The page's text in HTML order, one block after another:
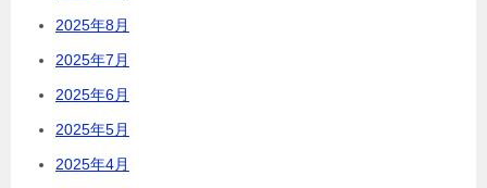
2025年8月
2025年7月
2025年6月
2025年5月
2025年4月